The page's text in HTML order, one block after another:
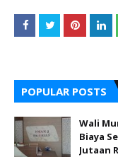
POPULAR POSTS
Wali
Biaya
Jutaan